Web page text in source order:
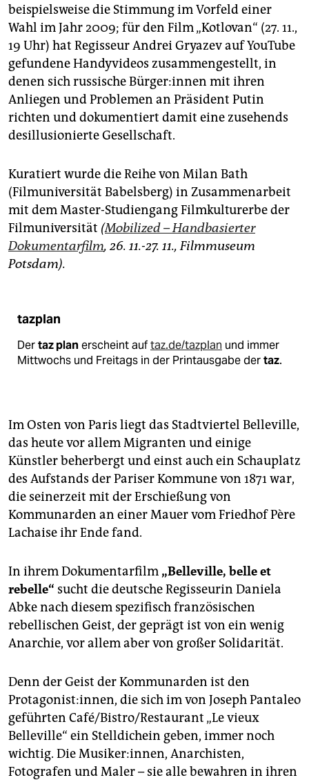
beispielsweise die Stimmung im Vorfeld einer
Wahl im Jahr 2009; für den Film „Kotlovan“ (27. 11.,
19 Uhr) hat Regisseur Andrei Gryazev auf YouTube
gefundene Handyvideos zusammengestellt, in
denen sich russische Bür­ge­r:in­nen mit ihren
Anliegen und Problemen an Präsident Putin
richten und dokumentiert damit eine zusehends
desillusionierte Gesellschaft.
Kuratiert wurde die Reihe von Milan Bath
(Filmuniversität Babelsberg) in Zusammenarbeit
mit dem Master-Studiengang Filmkulturerbe der
Filmuniversität (Mobilized – Handbasierter
Dokumentarfilm, 26. 11.-27. 11., Filmmuseum
Potsdam).
tazplan
Dertaz planerscheint auftaz.de/tazplan und immer
Mittwochs und Freitags in der Printausgabe dertaz.
Im Osten von Paris liegt das Stadtviertel Belleville,
das heute vor allem Migranten und einige
Künstler beherbergt und einst auch ein Schauplatz
des Aufstands der Pariser Kommune von 1871 war,
die seinerzeit mit der Erschießung von
Kommunarden an einer Mauer vom Friedhof Père
Lachaise ihr Ende fand.
In ihrem Dokumentarfilm „Belleville, belle et
rebelle“ sucht die deutsche Regisseurin Daniela
Abke nach diesem spezifisch französischen
rebellischen Geist, der geprägt ist von ein wenig
Anarchie, vor allem aber von großer Solidarität.
Denn der Geist der Kommunarden ist den
Protagonist:innen, die sich im von Joseph Pantaleo
geführten Café/Bistro/Restaurant „Le vieux
Belleville“ ein Stelldichein geben, immer noch
wichtig. Die Musiker:innen, Anarchisten,
Fotografen und Maler – sie alle bewahren in ihren